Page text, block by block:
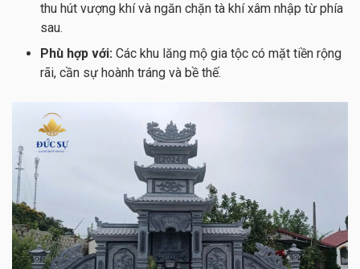
thu hút vượng khí và ngăn chặn tà khí xâm nhập từ phía
sau.
Phù hợp với: Các khu lăng mộ gia tộc có mặt tiền rộng
rãi, cần sự hoành tráng và bề thế.